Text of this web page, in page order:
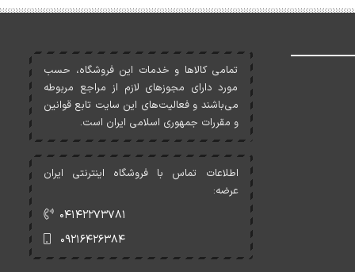
تمامی کالاها و خدمات اين فروشگاه، حسب
مورد دارای مجوزهای لازم از مراجع مربوطه
می‌باشند و فعاليت‌های اين سايت تابع قوانين
و مقررات جمهوری اسلامی ايران است.
اطلاعات تماس با فروشگاه اینترنتی ایران
عرضه:
۰۴۱۴۲۲۷۳۷۸۱
۰۹۲۱۶۴۲۶۳۸۴